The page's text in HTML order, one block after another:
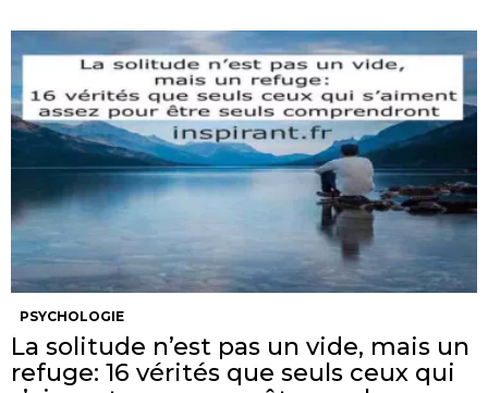
PSYCHOLOGIE
La solitude n’est pas un vide, mais un
refuge: 16 vérités que seuls ceux qui